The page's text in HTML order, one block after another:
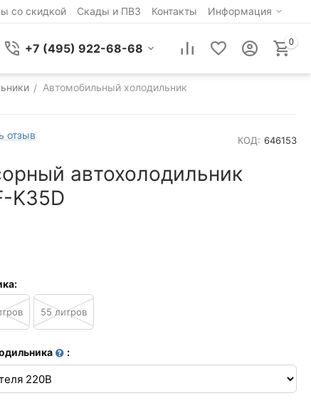
со скидкой Скады и ПВЗ Контакты Информация
+7 (495) 922-68-68 0
/ Автомобильный холодильник
отзыв КОД: 646153
автохолодильник
K35D
55 литров
: